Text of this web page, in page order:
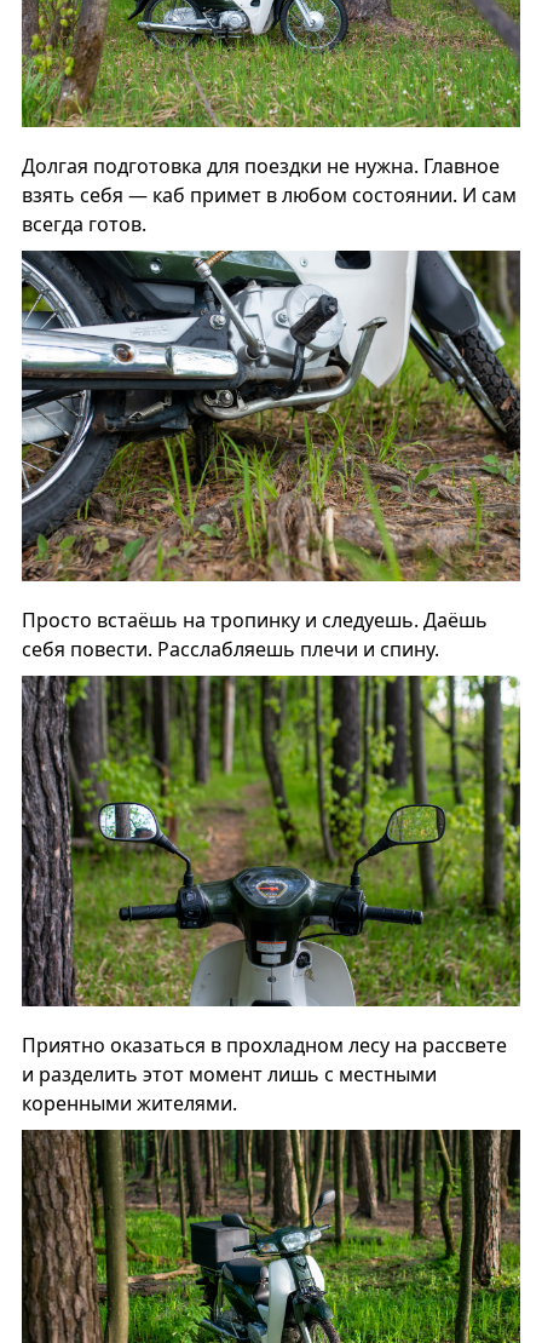
Долгая подготовка для поездки не нужна. Главное
взять себя — каб примет в любом состоянии. И сам
всегда готов.
Просто встаёшь на тропинку и следуешь. Даёшь
себя повести. Расслабляешь плечи и спину.
Приятно оказаться в прохладном лесу на рассвете
и разделить этот момент лишь с местными
коренными жителями.